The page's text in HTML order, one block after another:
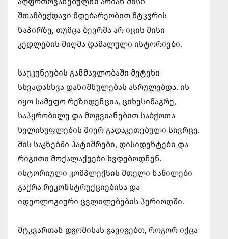
შთამბეჭდავი მდებარეობით მტკვრის
ნაპირზე, თუმცა ბევრმა არ იცის მისი
კედლების მიღმა დამალული ისტორიები.
საუკუნეების განმავლობაში მეტეხი
სხვადასხვა დანიშნულებას ასრულებდა. ის
იყო სამეფო რეზიდენცია, ციხესიმაგრე,
საპყრობილე და მოგვიანებით საბჭოთა
ხელისუფლების მიერ გადაკეთებული სივრცე.
მის საკნებში პატიმრები, დისიდენტები და
რიგითი მოქალაქეები ხვდებოდნენ.
ისტორიული კომპლექსის მთელი ნაწილები
გაქრა რეკონსტრუქციებისა და
იდეოლოგიური ცვლილებების პერიოდში.
მტკვართან დგომისას გავიგებთ, როგორ იქცა